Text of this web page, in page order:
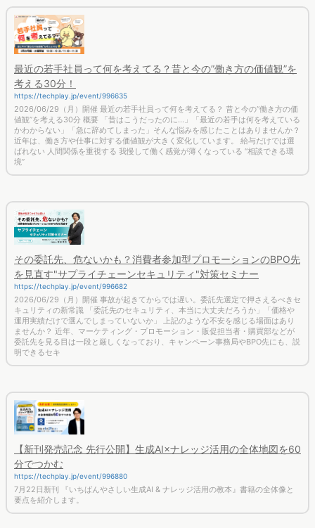
考える30分！
https://techplay.jp/event/996635
2026/06/29（月）開催 最近の若手社員って何を考えてる？ 昔と今の“働き方の価
値観”を考える30分 概要 「昔はこうだったのに…」「最近の若手は何を考えている
かわからない」「急に辞めてしまった」そんな悩みを感じたことはありませんか？
近年は、働き方や仕事に対する価値観が大きく変化しています。 給与だけでは選
ばれない 人間関係を重視する 我慢して働く感覚が薄くなっている “相談できる環
境”
を見直す"サプライチェーンセキュリティ"対策セミナー
https://techplay.jp/event/996682
2026/06/29（月）開催 事故が起きてからでは遅い。委託先選定で押さえるべきセ
キュリティの新常識 「委託先のセキュリティ、本当に大丈夫だろうか」「価格や
運用実績だけで選んでしまっていないか」 上記のような不安を感じる場面はあり
ませんか？ 近年、マーケティング・プロモーション・販促担当者・購買部などが
委託先を見る目は一段と厳しくなっており、キャンペーン事務局やBPO先にも、説
明できるセキ
分でつかむ
https://techplay.jp/event/996880
7月22日新刊 『いちばんやさしい生成AI & ナレッジ活用の教本』書籍の全体像と
要点を紹介します。